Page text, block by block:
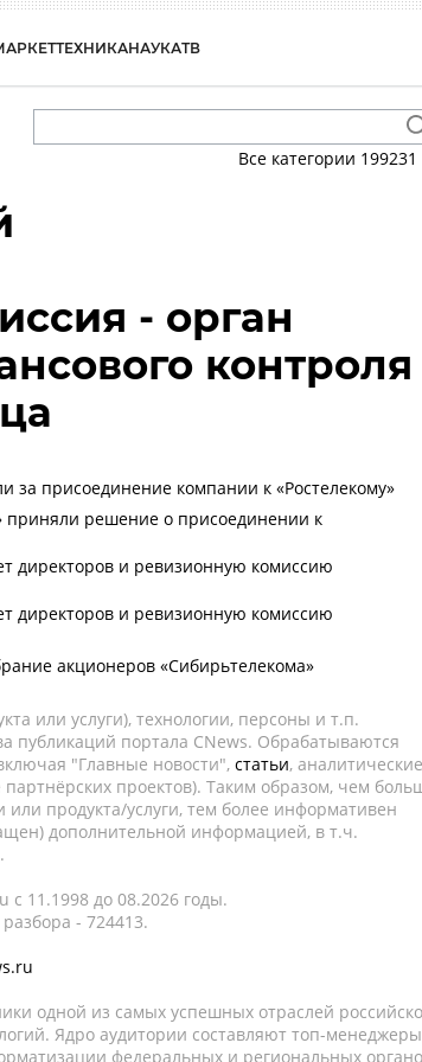
ТЕХНИКАНАУКАТВ
Все категории 199231
- орган
контроля
за присоединение компании к «Ростелекому»
приняли решение о присоединении к
директоров и ревизионную комиссию
директоров и ревизионную комиссию
акционеров «Сибирьтелекома»
или услуги), технологии, персоны и т.п.
публикаций портала CNews. Обрабатываются
"Главные новости", статьи, аналитические
проектов). Таким образом, чем
продукта/услуги, тем более информативен
дополнительной информацией, в т.ч.
c 11.1998 до 08.2026 годы.
- 724413.
одной из самых успешных отраслей
Ядро аудитории составляют топ-
федеральных и региональных